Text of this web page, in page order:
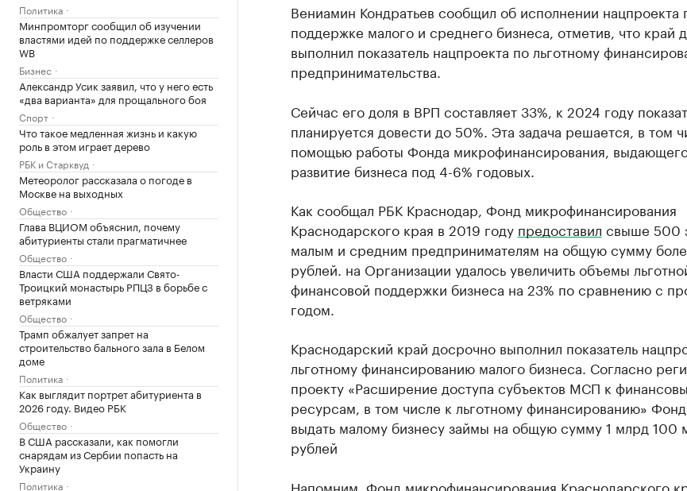
Политика
Минпромторг сообщил об изучении
властями идей по поддержке селлеров
WB
Бизнес
Александр Усик заявил, что у него есть
«два варианта» для прощального боя
Спорт
Что такое медленная жизнь и какую
роль в этом играет дерево
РБК и Старквуд
Метеоролог рассказала о погоде в
Москве на выходных
Общество
Глава ВЦИОМ объяснил, почему
абитуриенты стали прагматичнее
Общество
Власти США поддержали Свято-
Троицкий монастырь РПЦЗ в борьбе с
ветряками
Общество
Трамп обжалует запрет на
строительство бального зала в Белом
доме
Политика
Как выглядит портрет абитуриента в
2026 году. Видео РБК
Общество
В США рассказали, как помогли
снарядам из Сербии попасть на
Украину
Политика
Вениамин Кондратьев сообщил об исполнении нацпроекта
поддержке малого и среднего бизнеса, отметив, что край
выполнил показатель нацпроекта по льготному
предпринимательства.
Сейчас его доля в ВРП составляет 33%, к 2024 году
планируется довести до 50%. Эта задача решается, в том
помощью работы Фонда микрофинансирования,
развитие бизнеса под 4-6% годовых.
Как сообщал РБК Краснодар, Фонд микрофинансирования
Краснодарского края в 2019 году предоставил свыше 500
малым и средним предпринимателям на общую сумму
рублей. на Организации удалось увеличить объемы
финансовой поддержки бизнеса на 23% по сравнению с
годом.
Краснодарский край досрочно выполнил показатель
льготному финансированию малого бизнеса. Согласно
проекту «Расширение доступа субъектов МСП к
ресурсам, в том числе к льготному финансированию»
выдать малому бизнесу займы на общую сумму 1 млрд 100
рублей
Напомним, Фонд микрофинансирования Краснодарского